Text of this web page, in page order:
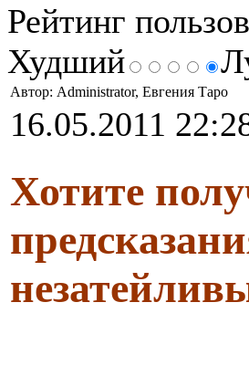
Рейтинг
Худший
Автор: Administrator, Евгения Таро
16.05.2011
Хотите